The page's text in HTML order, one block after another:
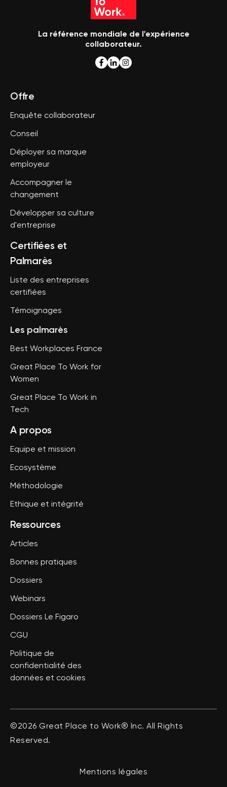
La référence mondiale de l'expérience
collaborateur.
Offre
Enquête collaborateur
Conseil
Déployer sa marque
employeur
Accompagner le
changement
Développer sa culture
d'entreprise
Certifiées et
Palmarès
Liste des entreprises
certifiées
Témoignages
Les palmarès
Best Workplaces France
Great Place To Work for
Women
Great Place To Work in
Tech
A propos
Equipe et mission
Ecosystème
Méthodologie
Ethique et intégrité
Ressources
Articles
Bonnes pratiques
Dossiers
Webinars
Dossiers Le Figaro
CGU
Politique de
confidentialité des
données et cookies
©2026 Great Place to Work® Inc. All Rights
Reserved.
Mentions légales